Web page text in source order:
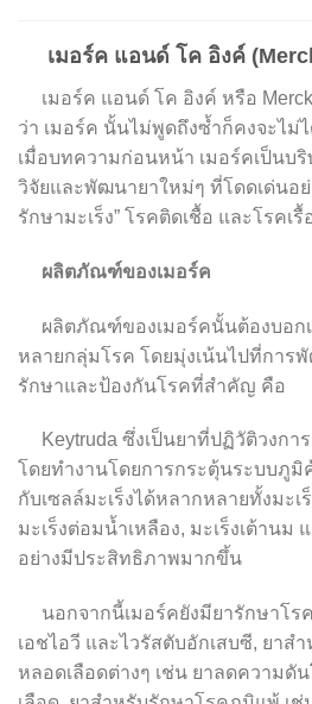
เมอร์ค แอนด์ โค อิงค์
เมอร์ค แอนด์ โค อิงค์ หรือ Merck
ว่า เมอร์ค นั้นไม่พูดถึงซ้ำก็คงจะไม่
เมื่อบทความก่อนหน้า เมอร์คเป็นบ
วิจัยและพัฒนายาใหม่ๆ ที่โดดเด่นอย่
รักษามะเร็ง” โรคติดเชื้อ และโรคเรื้
ผลิตภัณฑ์ของเมอร์ค
ผลิตภัณฑ์ของเมอร์คนั้นต้องบอก
หลายกลุ่มโรค โดยมุ่งเน้นไปที่การ
รักษาและป้องกันโรคที่สำคัญ คือ
Keytruda ซึ่งเป็นยาที่ปฏิวัติวงกา
โดยทำงานโดยการกระตุ้นระบบภู
กับเซลล์มะเร็งได้หลากหลายทั้งมะเ
มะเร็งต่อมน้ำเหลือง, มะเร็งเต้านม
อย่างมีประสิทธิภาพมากขึ้น
นอกจากนี้เมอร์คยังมียารักษาโร
เอชไอวี และไวรัสตับอักเสบซี, ยาส
หลอดเลือดต่างๆ เช่น ยาลดความดั